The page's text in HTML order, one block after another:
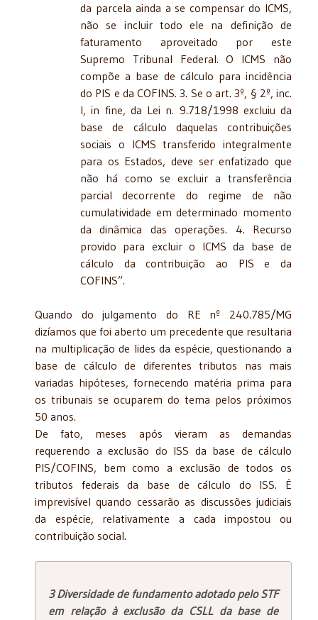
da parcela ainda a se compensar do ICMS,
não se incluir todo ele na definição de
faturamento aproveitado por este
Supremo Tribunal Federal. O ICMS não
compõe a base de cálculo para incidência
do PIS e da COFINS. 3. Se o art. 3º, § 2º, inc.
I, in fine, da Lei n. 9.718/1998 excluiu da
base de cálculo daquelas contribuições
sociais o ICMS transferido integralmente
para os Estados, deve ser enfatizado que
não há como se excluir a transferência
parcial decorrente do regime de não
cumulatividade em determinado momento
da dinâmica das operações. 4. Recurso
provido para excluir o ICMS da base de
cálculo da contribuição ao PIS e da
COFINS”.
Quando do julgamento do RE nº 240.785/MG
dizíamos que foi aberto um precedente que resultaria
na multiplicação de lides da espécie, questionando a
base de cálculo de diferentes tributos nas mais
variadas hipóteses, fornecendo matéria prima para
os tribunais se ocuparem do tema pelos próximos
50 anos.
De fato, meses após vieram as demandas
requerendo a exclusão do ISS da base de cálculo
PIS/COFINS, bem como a exclusão de todos os
tributos federais da base de cálculo do ISS. É
imprevisível quando cessarão as discussões judiciais
da espécie, relativamente a cada impostou ou
contribuição social.
3 Diversidade de fundamento adotado pelo STF
em relação à exclusão da CSLL da base de